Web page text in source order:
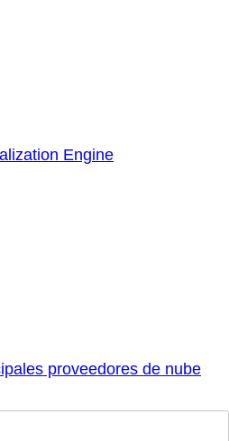
Engine
proveedores de nube